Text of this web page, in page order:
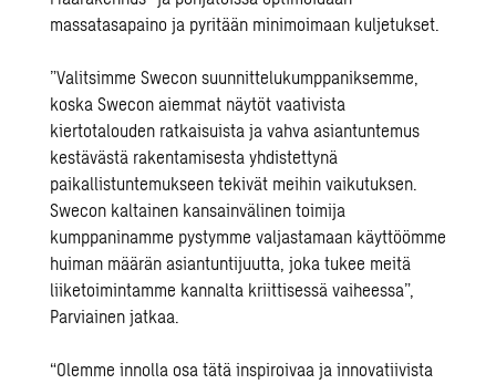
massatasapaino ja pyritään minimoimaan kuljetukset.
”Valitsimme Swecon suunnittelukumppaniksemme,
koska Swecon aiemmat näytöt vaativista
kiertotalouden ratkaisuista ja vahva asiantuntemus
kestävästä rakentamisesta yhdistettynä
paikallistuntemukseen tekivät meihin vaikutuksen.
Swecon kaltainen kansainvälinen toimija
kumppaninamme pystymme valjastamaan käyttöömme
huiman määrän asiantuntijuutta, joka tukee meitä
liiketoimintamme kannalta kriittisessä vaiheessa”,
Parviainen jatkaa.
“Olemme innolla osa tätä inspiroivaa ja innovatiivista